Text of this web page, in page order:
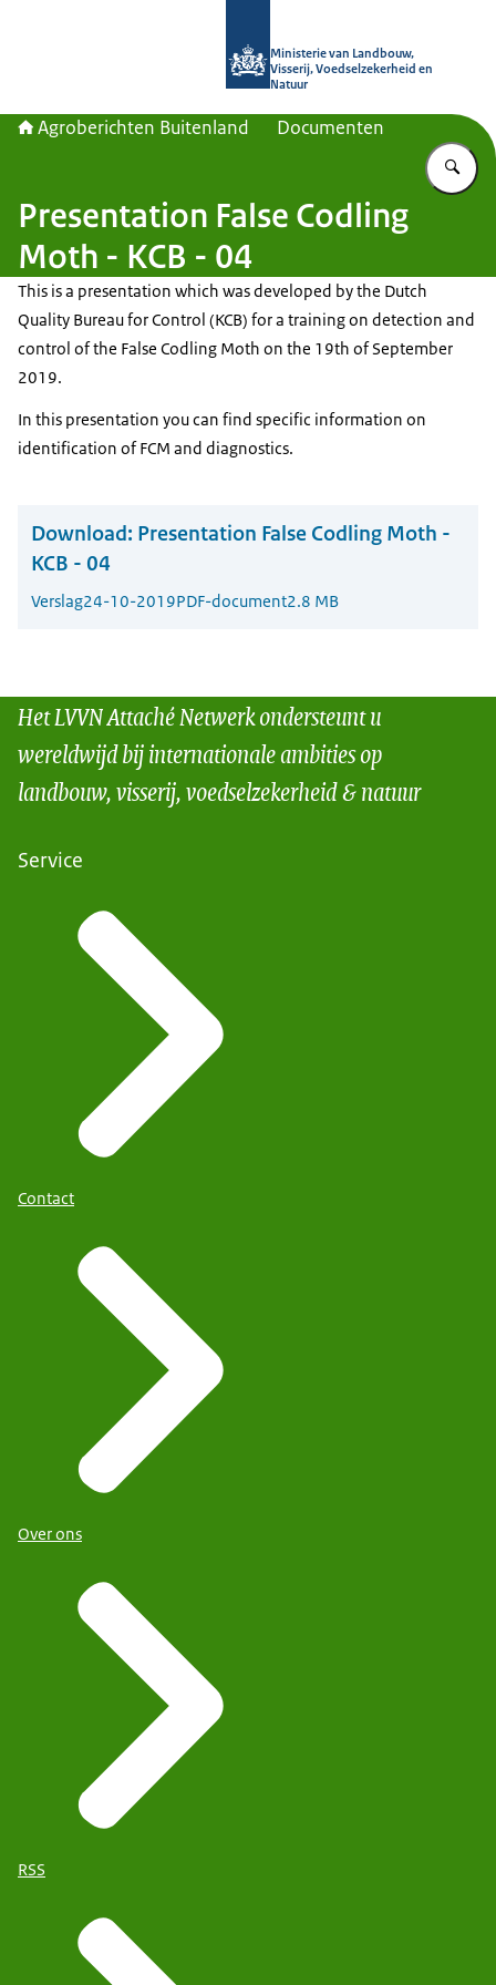
Ministerie van Landbouw,
Visserij, Voedselzekerheid en
Natuur
Agroberichten Buitenland Documenten
Presentation False Codling
Moth - KCB - 04
This is a presentation which was developed by the Dutch
Quality Bureau for Control (KCB) for a training on detection and
control of the False Codling Moth on the 19th of September
2019.
In this presentation you can find specific information on
identification of FCM and diagnostics.
Download: Presentation False Codling Moth -
KCB - 04
Verslag24-10-2019PDF-document2.8 MB
Het LVVN Attaché Netwerk ondersteunt u
wereldwijd bij internationale ambities op
landbouw, visserij, voedselzekerheid & natuur
Service
Contact
Over ons
RSS